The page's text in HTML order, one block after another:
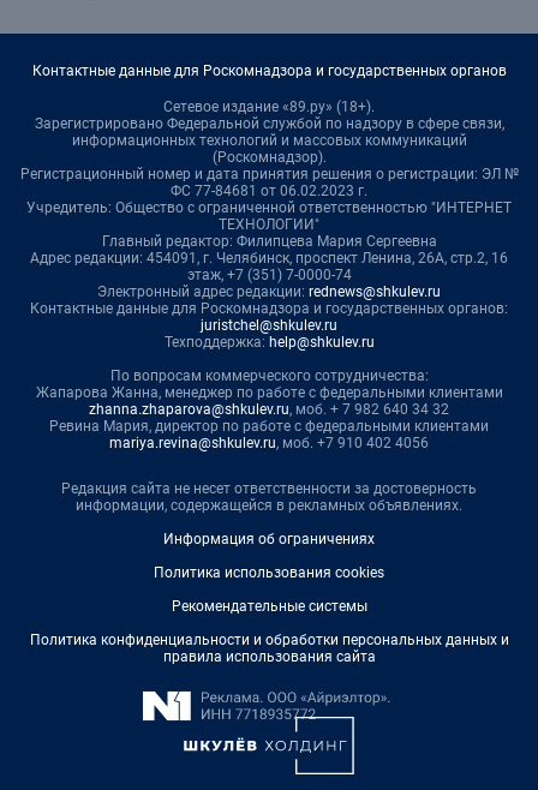
Контактные данные для Роскомнадзора и государственных органов
Сетевое издание «89.ру» (18+).
Зарегистрировано Федеральной службой по надзору в сфере связи,
информационных технологий и массовых коммуникаций
(Роскомнадзор).
Регистрационный номер и дата принятия решения о регистрации: ЭЛ №
ФС 77-84681 от 06.02.2023 г.
Учредитель: Общество с ограниченной ответственностью "ИНТЕРНЕТ
ТЕХНОЛОГИИ"
Главный редактор: Филипцева Мария Сергеевна
Адрес редакции: 454091, г. Челябинск, проспект Ленина, 26А, стр.2, 16
этаж, +7 (351) 7-0000-74
Электронный адрес редакции: rednews@shkulev.ru
Контактные данные для Роскомнадзора и государственных органов:
juristchel@shkulev.ru
Техподдержка: help@shkulev.ru
По вопросам коммерческого сотрудничества:
Жапарова Жанна, менеджер по работе с федеральными клиентами
zhanna.zhaparova@shkulev.ru, моб. + 7 982 640 34 32
Ревина Мария, директор по работе с федеральными клиентами
mariya.revina@shkulev.ru, моб. +7 910 402 4056
Редакция сайта не несет ответственности за достоверность
информации, содержащейся в рекламных объявлениях.
Информация об ограничениях
Политика использования cookies
Рекомендательные системы
Политика конфиденциальности и обработки персональных данных и
правила использования сайта